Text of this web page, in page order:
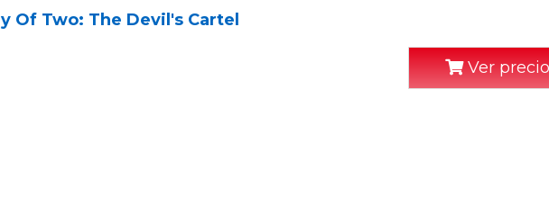
Of Two: The Devil's Cartel
Ver